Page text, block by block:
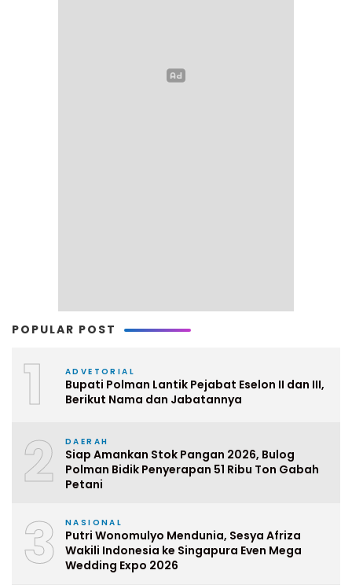
POPULAR POST
1 ADVETORIAL
Bupati Polman Lantik Pejabat Eselon II dan III,
Berikut Nama dan Jabatannya
2 DAERAH
Siap Amankan Stok Pangan 2026, Bulog
Polman Bidik Penyerapan 51 Ribu Ton Gabah
Petani
3 NASIONAL
Putri Wonomulyo Mendunia, Sesya Afriza
Wakili Indonesia ke Singapura Even Mega
Wedding Expo 2026